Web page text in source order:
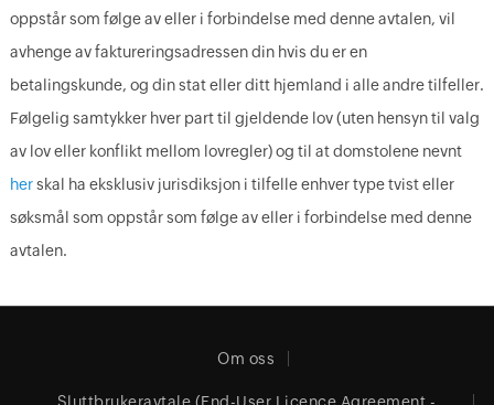
oppstår som følge av eller i forbindelse med denne avtalen, vil
avhenge av faktureringsadressen din hvis du er en
betalingskunde, og din stat eller ditt hjemland i alle andre tilfeller.
Følgelig samtykker hver part til gjeldende lov (uten hensyn til valg
av lov eller konflikt mellom lovregler) og til at domstolene nevnt
herskal ha eksklusiv jurisdiksjon i tilfelle enhver type tvist eller
søksmål som oppstår som følge av eller i forbindelse med denne
avtalen.
Om oss